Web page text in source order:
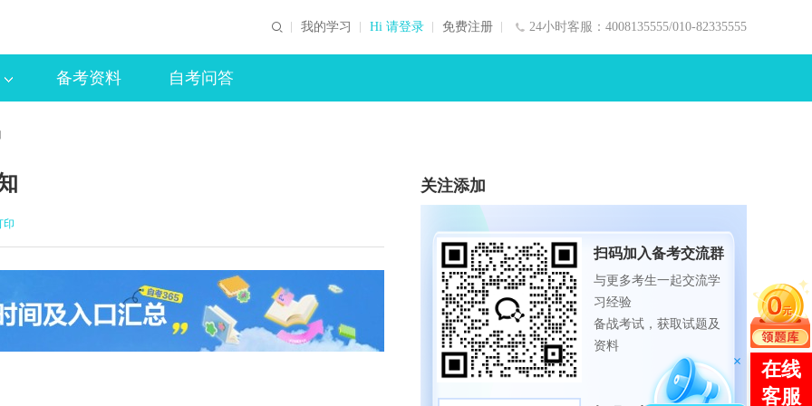
24小时客服：4008135555/010-82335555
我的学习 Hi 请登录 免费注册
备考资料 自考问答
关注添加
扫码加入备考交流群
与更多考生一起交流学
习经验
备战考试，获取试题及
资料